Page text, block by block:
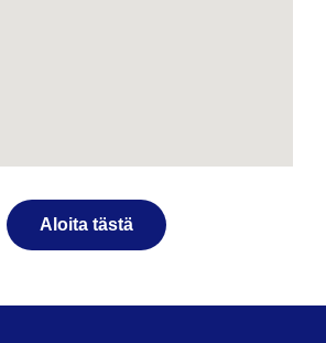
Aloita tästä